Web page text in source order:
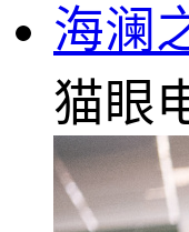
海澜
猫眼